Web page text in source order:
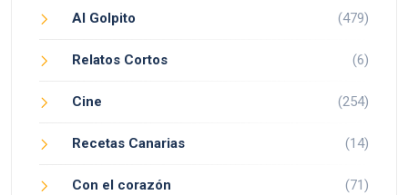
Al Golpito (479)
Relatos Cortos (6)
Cine (254)
Recetas Canarias (14)
Con el corazón (71)